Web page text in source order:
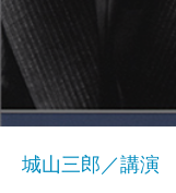
城山三郎／講演